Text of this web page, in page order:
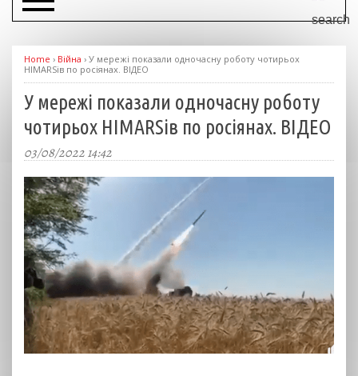
Home › Війна › У мережі показали одночасну роботу чотирьох
HIMARSів по росіянах. ВІДЕО
У мережі показали одночасну роботу
чотирьох HIMARSів по росіянах. ВІДЕО
03/08/2022 14:42